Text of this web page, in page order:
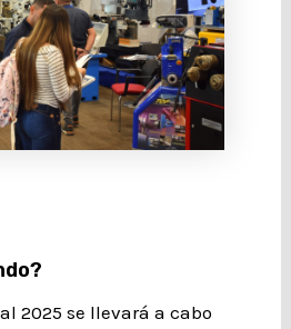
2025 se llevará a cabo